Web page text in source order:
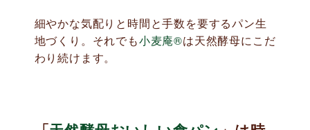
細やかな気配りと時間と手数を要するパン生
地づくり。それでも小麦庵®は天然酵母にこだ
わり続けます。